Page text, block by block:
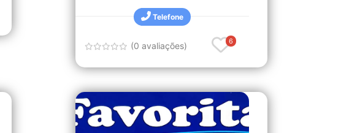
Telefone
(0 avaliações) 6